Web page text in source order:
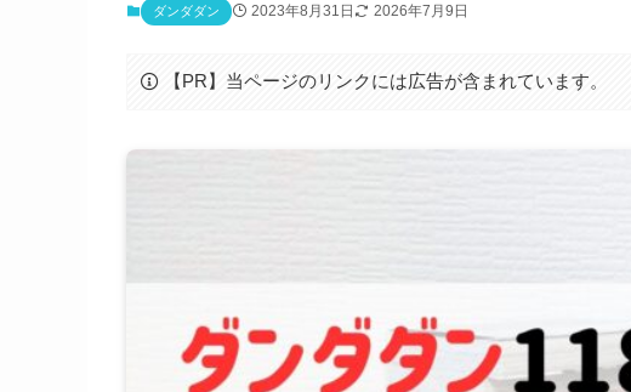
ダンダダン 2023年8月31日 2026年7月9日
【PR】当ページのリンクには広告が含まれています。